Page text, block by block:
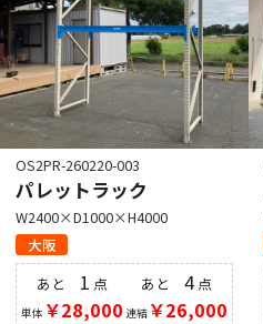
OS2PR-260220-003
パレットラック
W2400×D1000×H4000
大阪
あと 1 点
単体 ￥28,000
あと 4点
連結￥26,000